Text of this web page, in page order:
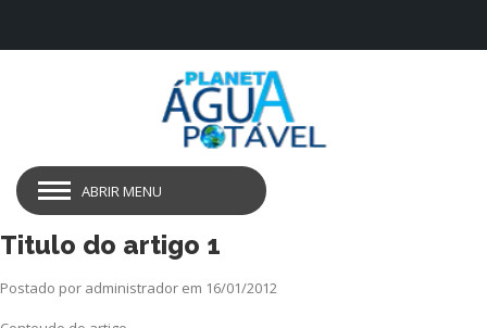
ABRIR MENU
Titulo do artigo 1
Postado por administrador em 16/01/2012